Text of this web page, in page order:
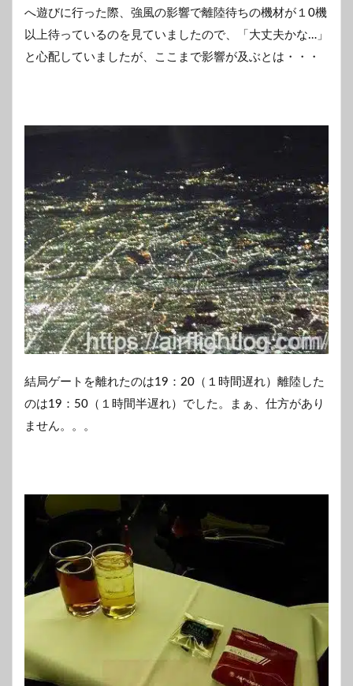
へ遊びに行った際、強風の影響で離陸待ちの機材が１0機
以上待っているのを見ていましたので、「大丈夫かな…」
と心配していましたが、ここまで影響が及ぶとは・・・
結局ゲートを離れたのは19：20（１時間遅れ）離陸した
のは19：50（１時間半遅れ）でした。まぁ、仕方があり
ません。。。